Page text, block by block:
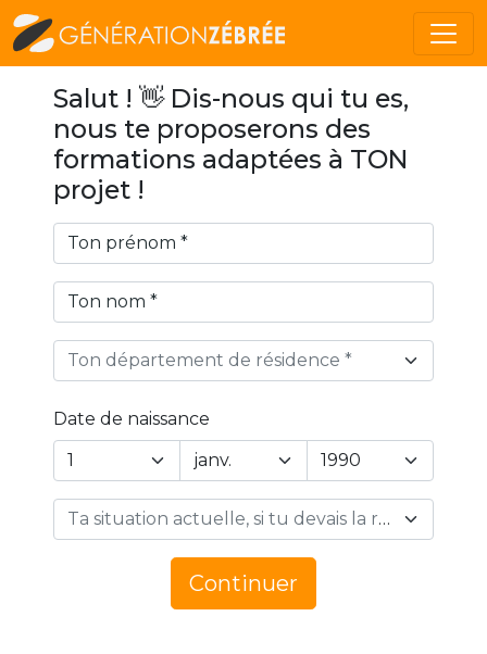
Salut ! 👋 Dis-nous qui tu es,
nous te proposerons des
formations adaptées à TON
projet !
Ton département de résidence *
Date de naissance
Year
Day
Ta situation actuelle, si tu devais la résumer en 1 mot… *
Continuer